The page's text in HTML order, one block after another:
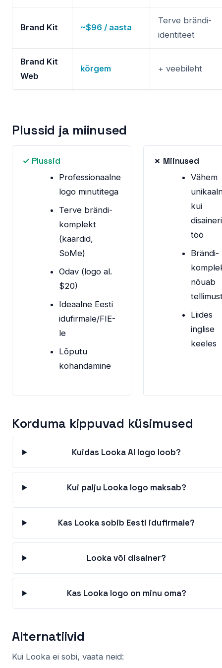
Brand Kit ~$96 / aasta
Terve brändi-
identiteet
Brand Kit
Web
kõrgem + veebileht
Plussid ja miinused
✓ Plussid
Professionaalne
logo minutitega
Terve brändi-
komplekt
(kaardid,
SoMe)
Odav (logo al.
$20)
Ideaalne Eesti
idufirmale/FIE-
le
Lõputu
kohandamine
✗ Miinused
Vähem
kui
disaineri
töö
Brändi-
nõuab
Liides
inglise
keeles
Korduma kippuvad küsimused
Kuidas Looka AI logo loob?
Kui palju Looka logo maksab?
Kas Looka sobib Eesti idufirmale?
Looka või disainer?
Kas Looka logo on minu oma?
Alternatiivid
Kui Looka ei sobi, vaata neid: